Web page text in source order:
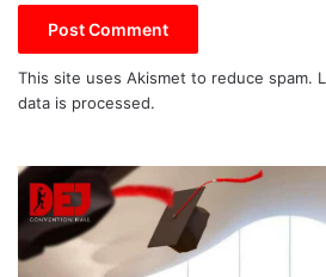
This site uses Akismet to reduce spam.
data is processed.